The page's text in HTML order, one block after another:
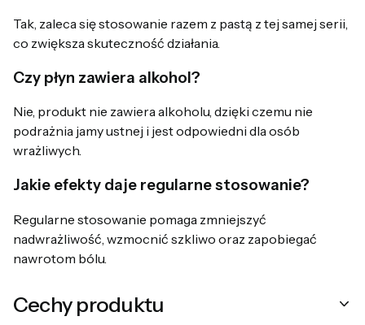
Tak, zaleca się stosowanie razem z pastą z tej samej serii,
co zwiększa skuteczność działania.
Czy płyn zawiera alkohol?
Nie, produkt nie zawiera alkoholu, dzięki czemu nie
podrażnia jamy ustnej i jest odpowiedni dla osób
wrażliwych.
Jakie efekty daje regularne stosowanie?
Regularne stosowanie pomaga zmniejszyć
nadwrażliwość, wzmocnić szkliwo oraz zapobiegać
nawrotom bólu.
Cechy produktu